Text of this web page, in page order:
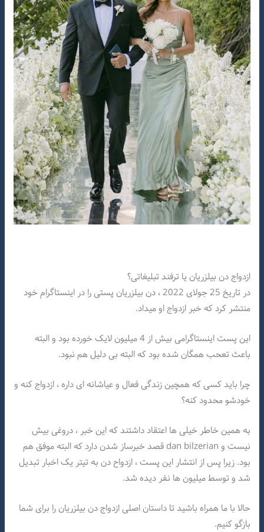
ازدواج دن بیلزریان یا ترفند تبلیغاتی؟
در تاریخ 25 جولای 2022 ، دن بیلزریان پستی را در اینستاگرام خود
منتشر کرد که خبر ازدواج او میداد.
این پست اینستاگرامی بیش از 4 میلیون لایک خورده بود و البته
باعث تعحب همگان شده بود که البته بی دلیل هم نبود.
چرا باید کسی که همچین زندگی فعال و عیاشانه ای داره ، ازدواج کنه و
خودشو محدود کنه؟
به همین خاطر خیلی ها اعتقاد داشتند که این خبر ، دروغی بیش
نیست و dan bilzerian قصد خبرساز شدن دارد که البته موفق هم
بود. زیرا پس از انتشار این پست ، ازدواح دن به تیتر یک اخبار تبدیل
شد و توسط میلیون ها نفر دیده شد.
حالا با ما همراه باشید تا داستان اصلی ازدواج دن بیلزریان را برای شما
بازگو کنیم.